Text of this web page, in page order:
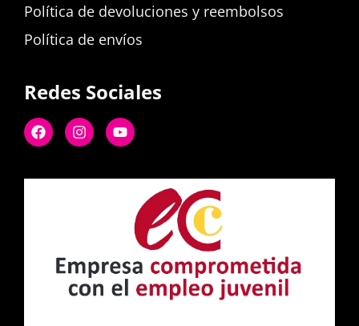
Política de devoluciones y reembolsos
Política de envíos
Redes Sociales